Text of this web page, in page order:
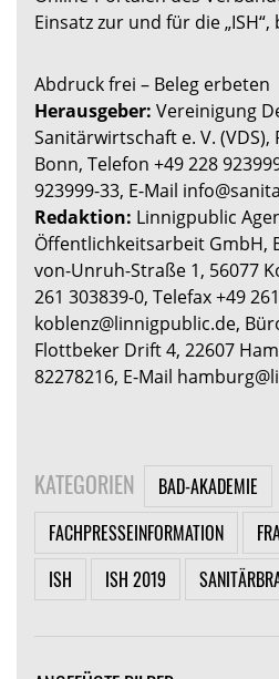
Einsatz zur und für die
Abdruck frei – Beleg erbeten
Herausgeber: Vereinigung
Sanitärwirtschaft e. V. (VDS),
Bonn, Telefon +49 228
923999-33, E-Mail
Redaktion: Linnigpublic
Öffentlichkeitsarbeit GmbH,
von-Unruh-Straße 1, 56077
261 303839-0, Telefax +49
koblenz@linnigpublic.de,
Flottbeker Drift 4, 22607
82278216, E-Mail
KATEGORIEN
BAD-AKADEMIE
FACHPRESSEINFORMATION
ISH
ISH 2019